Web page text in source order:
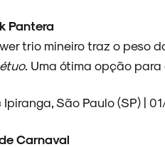
Pantera
trio mineiro traz o peso
. Uma ótima opção para
Ipiranga, São Paulo (SP) |
Carnaval